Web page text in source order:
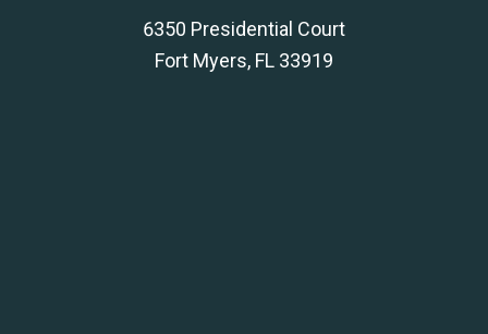
6350 Presidential Court
Fort Myers, FL 33919